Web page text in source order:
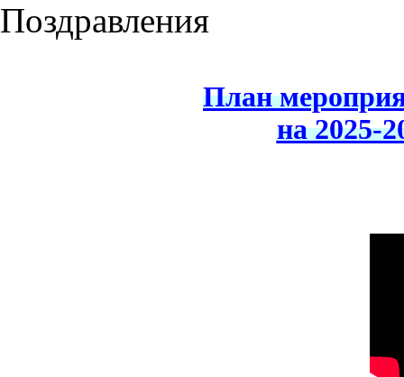
Поздравления
План
на 2025-